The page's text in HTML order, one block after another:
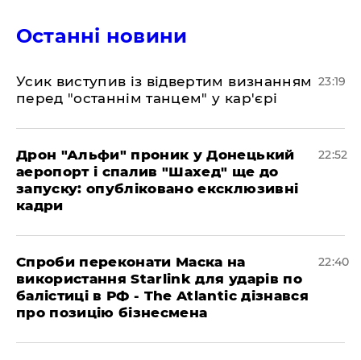
Останні новини
​Усик виступив із відвертим визнанням
перед "останнім танцем" у кар'єрі
23:19
​Дрон "Альфи" проник у Донецький
аеропорт і спалив "Шахед" ще до
запуску: опубліковано ексклюзивні
кадри
22:52
​Спроби переконати Маска на
використання Starlink для ударів по
балістиці в РФ - The Atlantic дізнався
про позицію бізнесмена
22:40